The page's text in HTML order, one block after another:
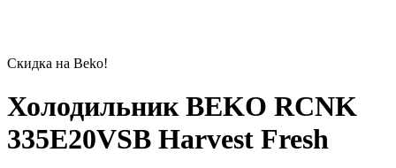
Скидка на Beko!
Холодильник BEKO RCNK
335E20VSB Harvest Fresh